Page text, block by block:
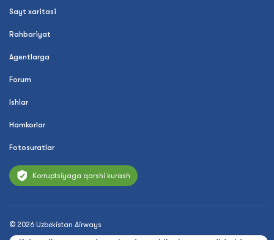
Sayt xaritasi
Rahbariyat
Agentlarga
Forum
Ishlar
Hamkorlar
Fotosuratlar
Korruptsiyaga qarshi kurash
© 2026 Uzbekistan Airways